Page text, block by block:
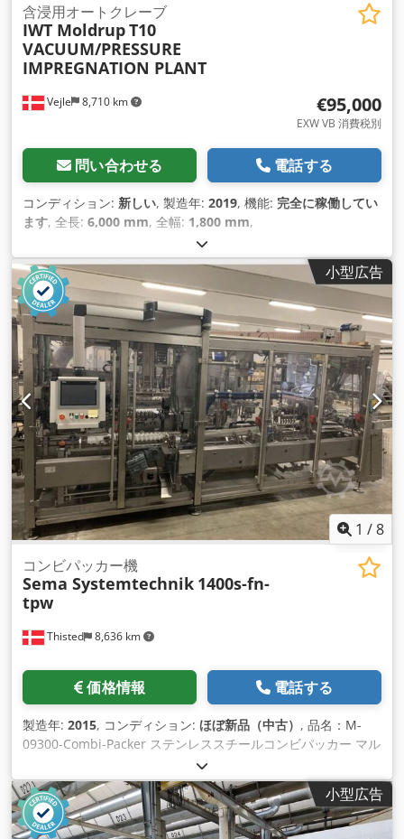
Vejle 8,710 km
含浸用オートクレーブ
IWT MoldrupT10
VACUUM/PRESSURE
IMPREGNATION PLANT
€95,000
EXW VB 消費税別
問い合わせる 電話する
コンディション: 新しい, 製造年: 2019, 機能: 完全に稼働してい
ます, 全長: 6,000 mm, 全幅: 1,800 mm,
小型広告
1 /8
Thisted 8,636 km
コンビパッカー機
Sema Systemtechnik 1400s-fn-
tpw
価格情報 電話する
製造年: 2015, コンディション: ほぼ新品（中古） , 品名：M-
09300-Combi-Packer ステンレススチールコンビパッカー マル
チパック 製作者：セマ・システムテクニック 機種名：1400s-
FN-TPW 製造年：2015年09月 コンプリートステンレススチー
ル 長く使っていない、新品のようなものです。 Dsdpfxjh Hq
U Us Al Rskr
小型広告